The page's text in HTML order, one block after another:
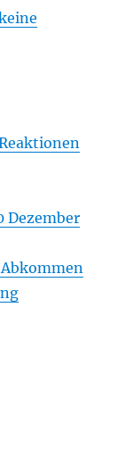
Dezember